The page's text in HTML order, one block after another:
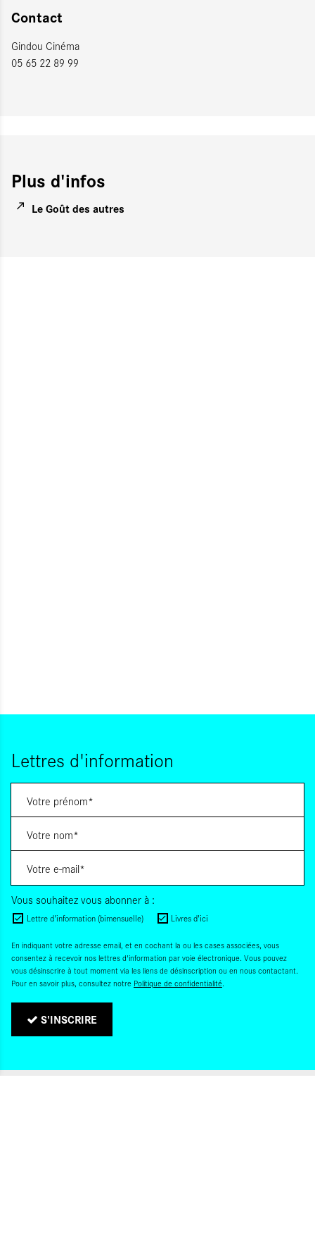
Contact
Gindou Cinéma
05 65 22 89 99
Plus d'infos
Le Goût des autres
Lettres d'information
Vous souhaitez vous abonner à :
Lettre d'information (bimensuelle) Livres d'ici
En indiquant votre adresse email, et en cochant la ou les cases associées, vous
consentez à recevoir nos lettres d'information par voie électronique. Vous pouvez
vous désinscrire à tout moment via les liens de désinscription ou en nous contactant.
Pour en savoir plus, consultez notre Politique de confidentialité.
S'INSCRIRE